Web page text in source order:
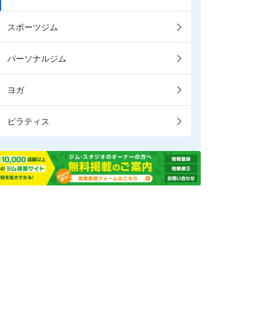
スポーツジム
パーソナルジム
ヨガ
ピラティス